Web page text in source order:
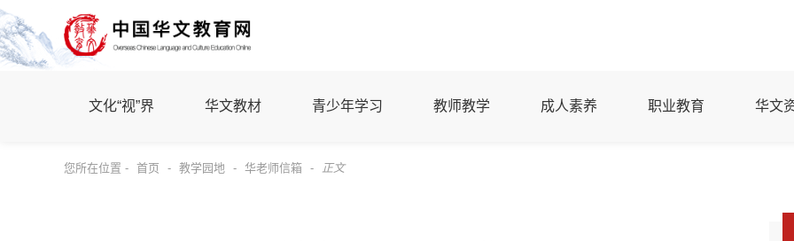
文化“视”界 华文教材 青少年学习 教师教学 成人素养 职业教育 华文
您所在位置 - 首页 - 教学园地 - 华老师信箱 - 正文